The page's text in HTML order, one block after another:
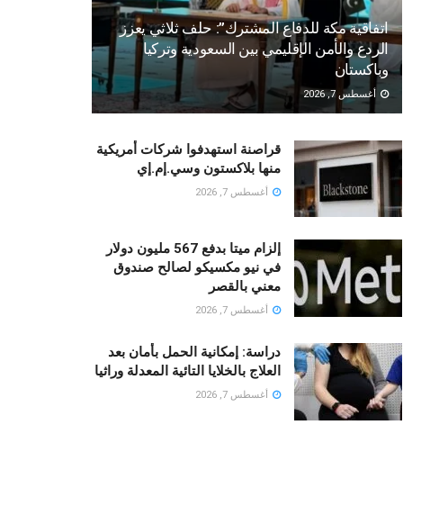
اتفاقية مكة للدفاع المشترك”: حلف ثلاثي يعزز
الردع والأمن الإقليمي بين السعودية وتركيا
وباكستان
أغسطس 7, 2026
قراصنة استهدفوا شركات أمريكية
منها بلاكستون وسي.إم.إي
أغسطس 7, 2026
إلزام ميتا بدفع 567 مليون دولار
في نيو مكسيكو لصالح صندوق
معني بالقصر
أغسطس 7, 2026
دراسة: إمكانية الحمل بأمان بعد
العلاج بالخلايا التائية المعدلة وراثيا
أغسطس 7, 2026